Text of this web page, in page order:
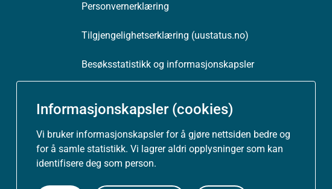
Informasjonskapsler (cookies)
Vi bruker informasjonskapsler for å gjøre nettsiden bedre og
for å samle statistikk. Vi lagrer aldri opplysninger som kan
identifisere deg som person.
Personvernerklæring
Tilgjengelighetserklæring (uustatus.no)
Besøksstatistikk og informasjonskapsler